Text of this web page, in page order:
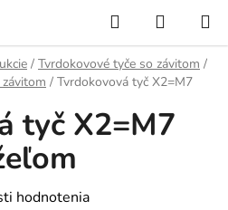
Hľadať
KOŠÍK
/ Tvrdokovové tyče so závitom /
/ Tvrdokovová tyč X2=M7
tyč X2=M7
hodnotenia